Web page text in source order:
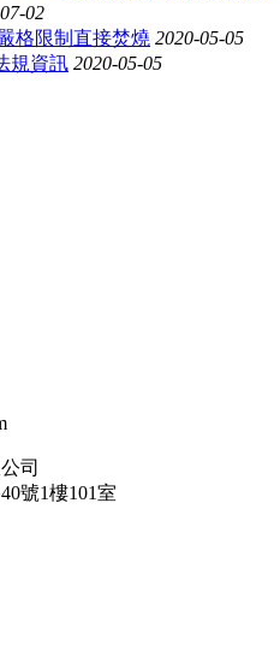
02
格限制直接焚燒 2020-05-05
規資訊 2020-05-05
司
號1樓101室